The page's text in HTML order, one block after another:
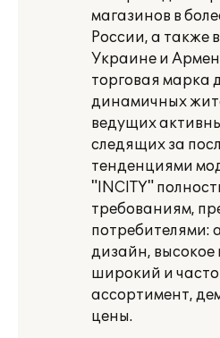
магазинов в
России, а также
Украине и
торговая марка
динамичных
ведущих
следящих за
тенденциями
"INCITY"
требованиям,
потребителями:
дизайн, высокое
широкий и
ассортимент,
цены.